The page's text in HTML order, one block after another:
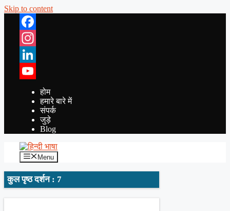
Skip to content
Facebook
Instagram
LinkedIn
YouTube
होम
हमारे बारे में
संपर्क
जुड़े
Blog
Menu
कुल पृष्ठ दर्शन : 7